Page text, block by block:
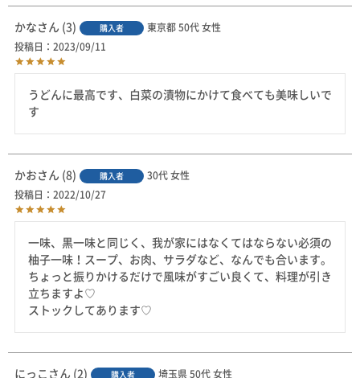
かな 3 購入者 東京都 50代 女性
投稿日
2023/09/11
うどんに最高です、白菜の漬物にかけて食べても美味しいで
す
かお 8 購入者 30代 女性
投稿日
2022/10/27
一味、黒一味と同じく、我が家にはなくてはならない必須の
柚子一味！スープ、お肉、サラダなど、なんでも合います。
ちょっと振りかけるだけで風味がすごい良くて、料理が引き
立ちますよ♡
ストックしてあります♡
にっこ 2 購入者 埼玉県 50代 女性